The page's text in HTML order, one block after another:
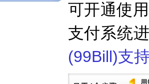
可开通使
支付系统
(99Bill)支